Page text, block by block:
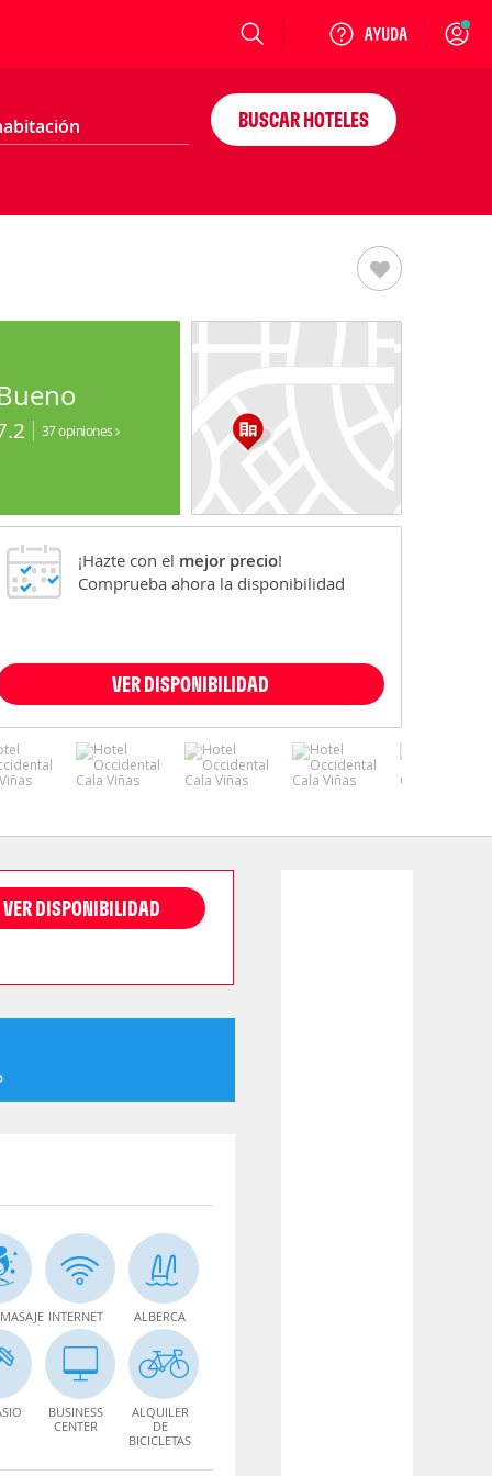
Login
BUSCAR HOTELES
37 opiniones
¡Hazte con el mejor precio!
Comprueba ahora la disponibilidad
VER DISPONIBILIDAD
VER DISPONIBILIDAD
INTERNET ALBERCA
BUSINESS
CENTER
ALQUILER
DE
BICICLETAS